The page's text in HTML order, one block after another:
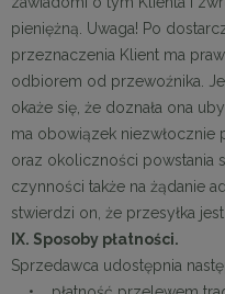
pieniężną. Uwaga! Po
przeznaczenia Klient ma
odbiorem od przewoźnika.
okaże się, że doznała ona
ma obowiązek niezwłocznie
oraz okoliczności powstania
czynności także na żądanie
stwierdzi on, że przesyłka jest
IX. Sposoby płatności.
Sprzedawca udostępnia